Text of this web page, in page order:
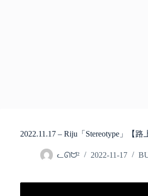
2022.11.17 – Riju「Stereotype」【路
ᓚᘏᗢ² 2022-11-17